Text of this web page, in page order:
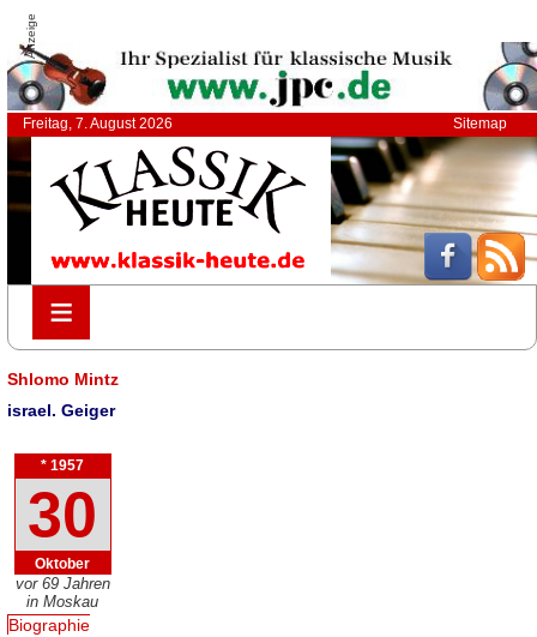
Anzeige
Freitag, 7. August 2026 Sitemap
≡
≡
Shlomo Mintz
israel. Geiger
* 1957
30
Oktober
vor 69 Jahren
in Moskau
Biographie